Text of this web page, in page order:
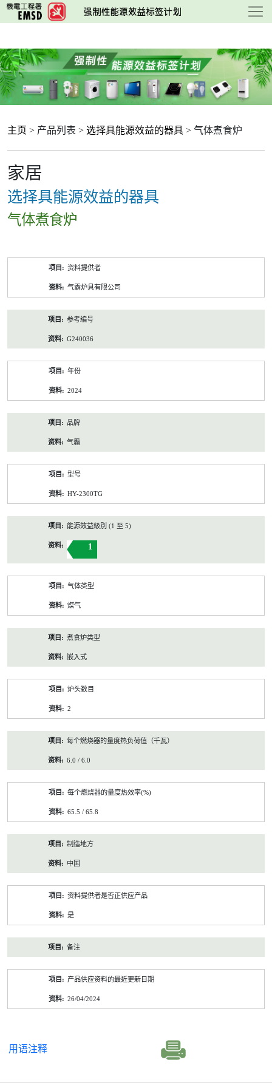
跳
至
要
内
容
主页 > 产品列表 > 选择具能源效益的器具 > 气体煮食炉
家居
选择具能源效益的器具
气体煮食炉
资料提供者
气霸炉具有限公司
参考编号
G240036
年份
2024
品牌
气霸
型号
HY-2300TG
能源效益級別 (1 至 5)
1
气体类型
煤气
煮食炉类型
嵌入式
炉头数目
2
每个燃烧器的量度热负荷值（千瓦）
6.0 / 6.0
每个燃烧器的量度热效率(%)
65.5 / 65.8
制造地方
中国
资料提供者是否正供应产品
是
备注
产品供应资料的最近更新日期
26/04/2024
用语注释